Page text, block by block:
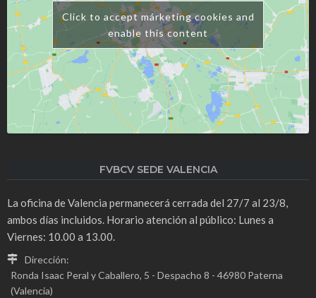
Click to accept márketing cookies and
enable this content
FVBCV SEDE VALENCIA
La oficina de Valencia permanecerá cerrada del 27/7 al 23/8,
ambos días incluidos. Horario atención al público: Lunes a
Viernes: 10.00 a 13.00.
Dirección:
Ronda Isaac Peral y Caballero, 5 - Despacho 8 - 46980 Paterna
(Valencia)